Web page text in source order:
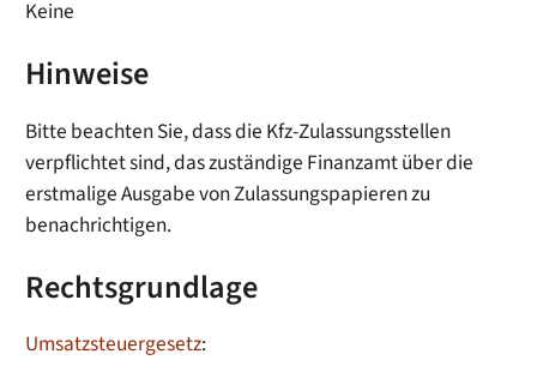
Keine
Hinweise
Bitte beachten Sie, dass die Kfz-Zulassungsstellen
verpflichtet sind, das zuständige Finanzamt über die
erstmalige Ausgabe von Zulassungspapieren zu
benachrichtigen.
Rechtsgrundlage
Umsatzsteuergesetz: